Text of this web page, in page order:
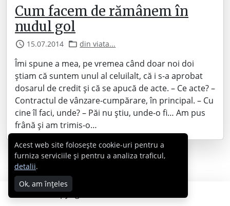
Cum facem de rămânem în
nudul gol
15.07.2014 din viata...
Îmi spune a mea, pe vremea când doar noi doi
știam că suntem unul al celuilalt, că i s-a aprobat
dosarul de credit și că se apucă de acte. – Ce acte? –
Contractul de vânzare-cumpărare, în principal. – Cu
cine îl faci, unde? – Păi nu știu, unde-o fi… Am pus
frână și am trimis-o…
Copyright © 2007 - 2026 Cabral.ro
Acest web site folosește cookie-uri pentru a
furniza serviciile și pentru a analiza traficul,
detalii.
Ok, am înțeles